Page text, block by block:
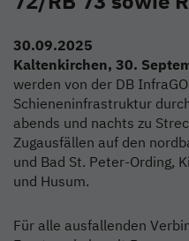
30.09.2025
Kaltenkirchen, 30.
werden von der DB
Schieneninfrastruktur
abends und nachts zu
Zugausfällen auf den
und Bad St. Peter-Ording,
und Husum.
Für alle ausfallenden